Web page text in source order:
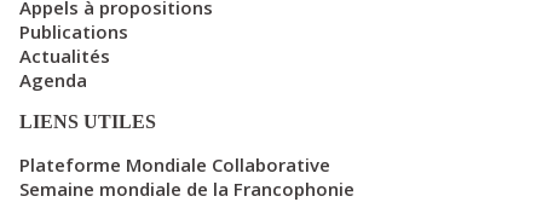
Appels à propositions
Publications
Actualités
Agenda
LIENS UTILES
Plateforme Mondiale Collaborative
Semaine mondiale de la Francophonie